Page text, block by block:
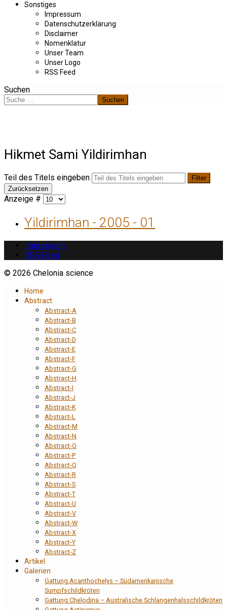
Sonstiges
Impressum
Datenschutzerklärung
Disclaimer
Nomenklatur
Unser Team
Unser Logo
RSS Feed
Suchen
Suchen
Hikmet Sami Yildirimhan
Teil des Titels eingeben
Filter
Zurücksetzen
Anzeige #
Yildirimhan - 2005 - 01
Impressum
RSS Feed
© 2026 Chelonia science
Home
Abstract
Abstract-A
Abstract-B
Abstract-C
Abstract-D
Abstract-E
Abstract-F
Abstract-G
Abstract-H
Abstract-I
Abstract-J
Abstract-K
Abstract-L
Abstract-M
Abstract-N
Abstract-O
Abstract-P
Abstract-Q
Abstract-R
Abstract-S
Abstract-T
Abstract-U
Abstract-V
Abstract-W
Abstract-X
Abstract-Y
Abstract-Z
Artikel
Galerien
Gattung Acanthochelys – Südamerikanische
Sumpfschildkröten
Gattung Chelodina – Australische Schlangenhalsschildkröten